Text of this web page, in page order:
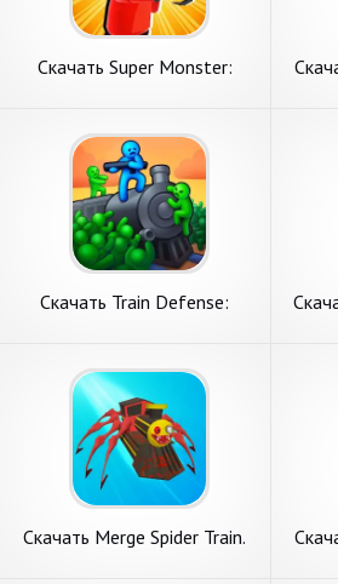
Скачать Super Monster:
Андроид
Скачать Train Defense:
на Андроид
Скачать Merge Spider Train.